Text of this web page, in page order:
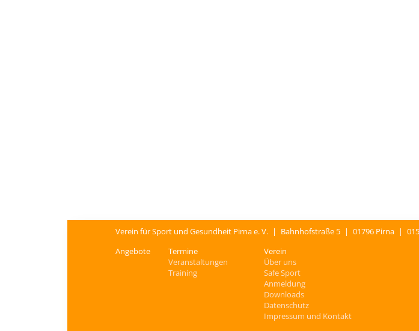
Verein für Sport und Gesundheit Pirna e. V. | Bahnhofstraße 5 | 01796 Pirna |
Angebote
Termine
Veranstaltungen
Training
Verein
Über uns
Safe Sport
Anmeldung
Downloads
Datenschutz
Impressum und Kontakt